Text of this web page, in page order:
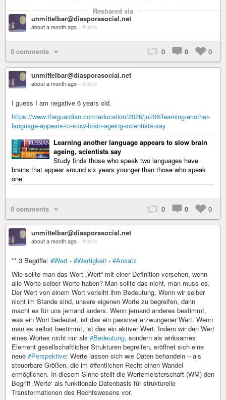
Reshared via
unmittelbar@diasporasocial.net
about a month ago – Public
0 comments 0 0 0
unmittelbar@diasporasocial.net
about a month ago – Public
I guess I am negative 6 years old.
https://www.theguardian.com/education/2026/jul/06/learning-another-
language-appears-to-slow-brain-ageing-scientists-say
Learning another language appears to slow brain
ageing, scientists say
Study finds those who speak two languages have
brains that appear around six years younger than those who speak
one
0 comments 0 0 0
unmittelbar@diasporasocial.net
about a month ago – Public
** 3 Begriffe: #Wert - #Wertigkeit - #Ansatz
Wie sollte man das Wort „Wert“ mit einer Definition versehen, wenn
alle Worte selber Werte haben? Man sollte das nicht, man muss es.
Der Wert von einem Wort verleiht ihm Bedeutung. Wenn wir selber
nicht im Stande sind, unsere eigenen Worte zu begreifen, dann
macht es für uns jemand anders. Wenn jemand anderes bestimmt,
was ein Wort bedeutet, ist das ein passiver erzwungener Wert. Wenn
man es selbst bestimmt, ist das ein aktiver Wert. Indem wir den Wert
eines Wortes nicht nur als #Bedeutung, sondern als wirksames
Element gesellschaftlicher Strukturen begreifen, eröffnet sich eine
neue #Perspektive: Werte lassen sich wie Daten behandeln – als
steuerbare Größen, die im öffentlichen Recht einen Wandel
ermöglichen. In diesem Sinne stellt die Wertemeisterschaft (WM) den
Begriff ‚Werte‘ als funktionale Datenbasis für strukturelle
Transformationen des Rechtswesens vor.